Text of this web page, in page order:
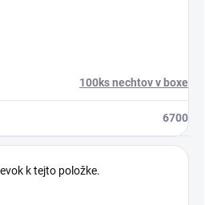
100ks nechtov v boxe
6700
k tejto položke.